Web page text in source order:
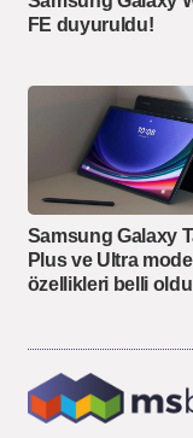
FE duyuruldu!
Samsung Galaxy
Plus ve Ultra
özellikleri belli oldu